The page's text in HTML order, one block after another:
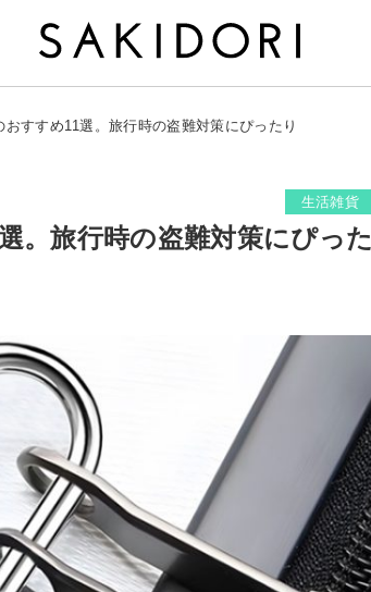
おすすめ11選。旅行時の盗難対策にぴったり
生活雑貨
。旅行時の盗難対策にぴった